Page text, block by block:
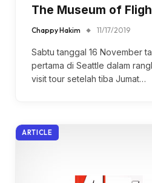
The Museum of
Chappy Hakim 11/17/2019
Sabtu tanggal 16 November
pertama di Seattle dalam
visit tour setelah tiba Jumat…
ARTICLE